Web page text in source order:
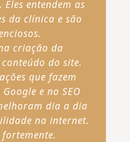
entendem as
da clínica e são
criação da
do site.
que fazem
e no SEO
dia a dia
na internet.
fortemente.